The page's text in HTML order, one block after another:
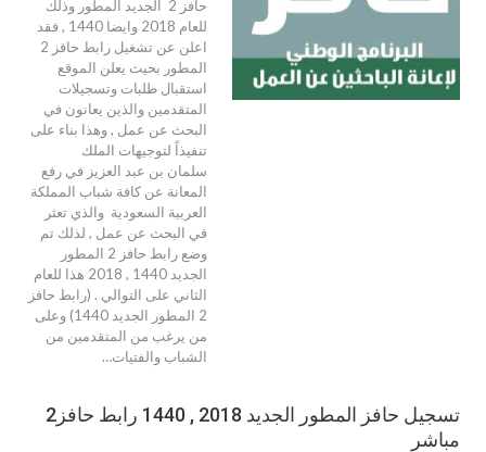
حافز 2 الجديد المطور وذلك
للعام 2018 وايضا 1440 , فقد
اعلن عن تشغيل رابط حافز 2
المطور بحيث يعلن الموقع
استقبال طلبات وتسجيلات
المتقدمين والذين يعانون في
البحث عن عمل , وهذا بناء على
تنفيذاً لتوجيهات الملك
سلمان بن عبد العزيز في رفع
المعانة عن كافة شباب المملكة
العربية السعودية والذي تعثر
في البحث عن عمل , لذلك تم
وضع رابط حافز 2 المطور
الجديد 1440 , 2018 هذا للعام
الثاني على التوالي . (رابط حافز
2 المطور الجديد 1440) وعلى
من يرغب من المتقدمين من
الشباب والفتيات…
تسجيل حافز المطور الجديد 2018 , 1440 رابط حافز2
مباشر